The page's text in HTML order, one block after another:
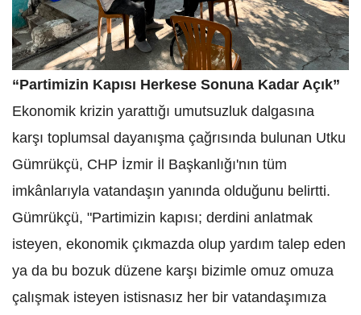
“Partimizin Kapısı Herkese Sonuna Kadar Açık”
Ekonomik krizin yarattığı umutsuzluk dalgasına
karşı toplumsal dayanışma çağrısında bulunan Utku
Gümrükçü, CHP İzmir İl Başkanlığı'nın tüm
imkânlarıyla vatandaşın yanında olduğunu belirtti.
Gümrükçü, "Partimizin kapısı; derdini anlatmak
isteyen, ekonomik çıkmazda olup yardım talep eden
ya da bu bozuk düzene karşı bizimle omuz omuza
çalışmak isteyen istisnasız her bir vatandaşımıza